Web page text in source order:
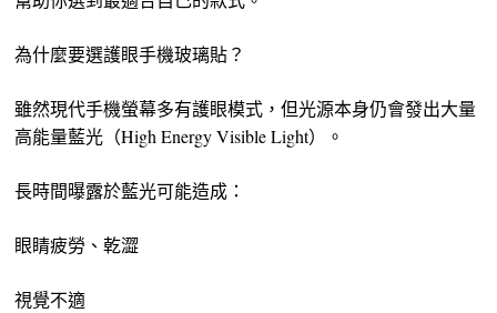
為什麼要選護眼手機玻璃貼？
雖然現代手機螢幕多有護眼模式，但光源本身仍會發出大量
高能量藍光（High Energy Visible Light）。
長時間曝露於藍光可能造成：
眼睛疲勞、乾澀
視覺不適